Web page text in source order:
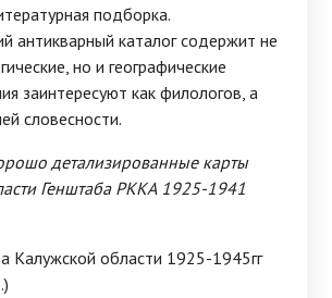
подборка.
антикварный каталог содержит не
но и географические
заинтересуют как филологов, а
словесности.
детализированные карты
Генштаба РККА 1925-1941
Калужской области 1925-1945гг